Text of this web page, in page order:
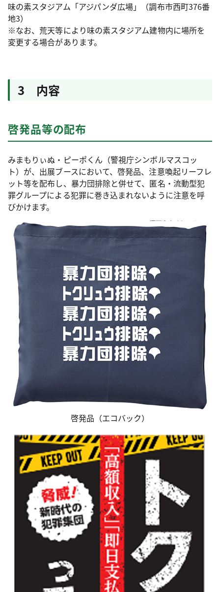
味の素スタジアム「アジパンダ広場」（調布市西町376番
地3）
※なお、荒天等により味の素スタジアム建物内に場所を
変更する場合があります。
3 内容
啓発品等の配布
みまもりぃぬ・ピーポくん（警視庁シンボルマスコッ
ト）が、出展ブースにおいて、啓発品、注意喚起リーフレ
ット等を配布し、暴力団排除と併せて、匿名・流動型犯
罪グループによる犯罪に巻き込まれないように注意を呼
びかけます。
啓発品（エコバック）